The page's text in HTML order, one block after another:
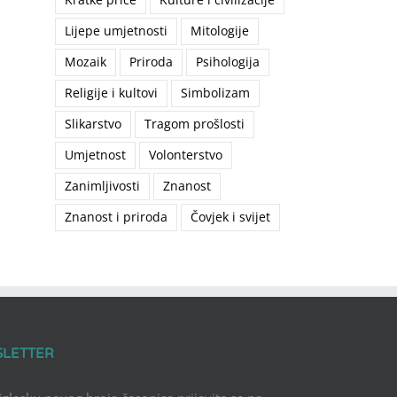
Lijepe umjetnosti
Mitologije
Mozaik
Priroda
Psihologija
Religije i kultovi
Simbolizam
Slikarstvo
Tragom prošlosti
Umjetnost
Volonterstvo
Zanimljivosti
Znanost
Znanost i priroda
Čovjek i svijet